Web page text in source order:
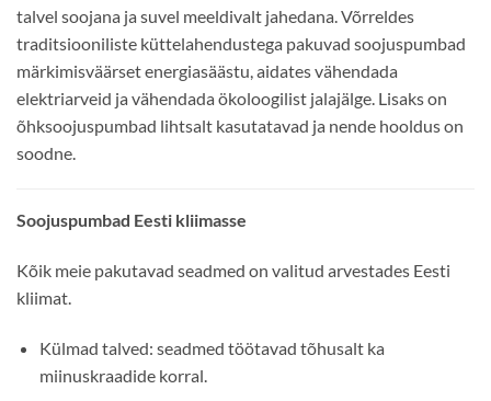
talvel soojana ja suvel meeldivalt jahedana. Võrreldes
traditsiooniliste küttelahendustega pakuvad soojuspumbad
märkimisväärset energiasäästu, aidates vähendada
elektriarveid ja vähendada ökoloogilist jalajälge. Lisaks on
õhksoojuspumbad lihtsalt kasutatavad ja nende hooldus on
soodne.
Soojuspumbad Eesti kliimasse
Kõik meie pakutavad seadmed on valitud arvestades Eesti
kliimat.
Külmad talved: seadmed töötavad tõhusalt ka
miinuskraadide korral.